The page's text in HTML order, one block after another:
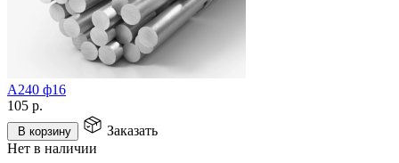
А240 ф16
105 р.
В корзину
Заказать
Нет в наличии